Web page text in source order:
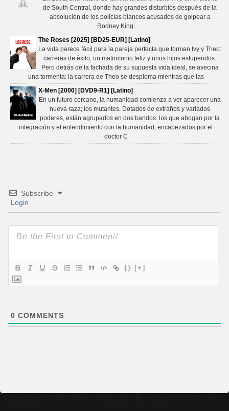
de South Central, donde hay grandes disturbios después de la
absolución de los policías blancos acusados ​​de golpear a
Rodney King.
The Roses [2025] [BD25-EUR] [Latino]
La vida parece fácil para la pareja perfecta que forman Ivy y Theo:
carreras de éxito, un matrimonio feliz y unos hijos estupendos.
Pero detrás de la fachada de su supuesta vida ideal, se avecina
una tormenta: la carrera de Theo se desploma mientras que las
X-Men [2000] [DVD9-R1] [Latino]
En un futuro cercano, la humanidad comienza a ver aparecer una
nueva raza; los mutantes. Dotados de extraños y variados
poderes, están agrupados en dos bandos: los que abogan por la
integración y el entendimiento con la humanidad, encabezados por el
doctor C
Subscribe
Login
{} [+]
0 COMMENTS